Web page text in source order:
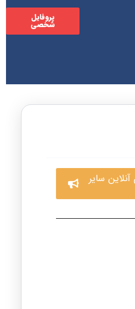
پروفایل
شخصی
آنلاین سایر